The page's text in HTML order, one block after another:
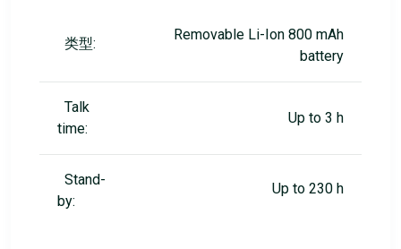
类型:
Removable Li-Ion 800 mAh
battery
Talk
time:
Up to 3 h
Stand-
by:
Up to 230 h